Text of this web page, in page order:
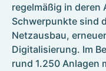
regelmäßig in deren
Schwerpunkte sind
Netzausbau,
Digitalisierung. Im
rund 1.250 Anlagen